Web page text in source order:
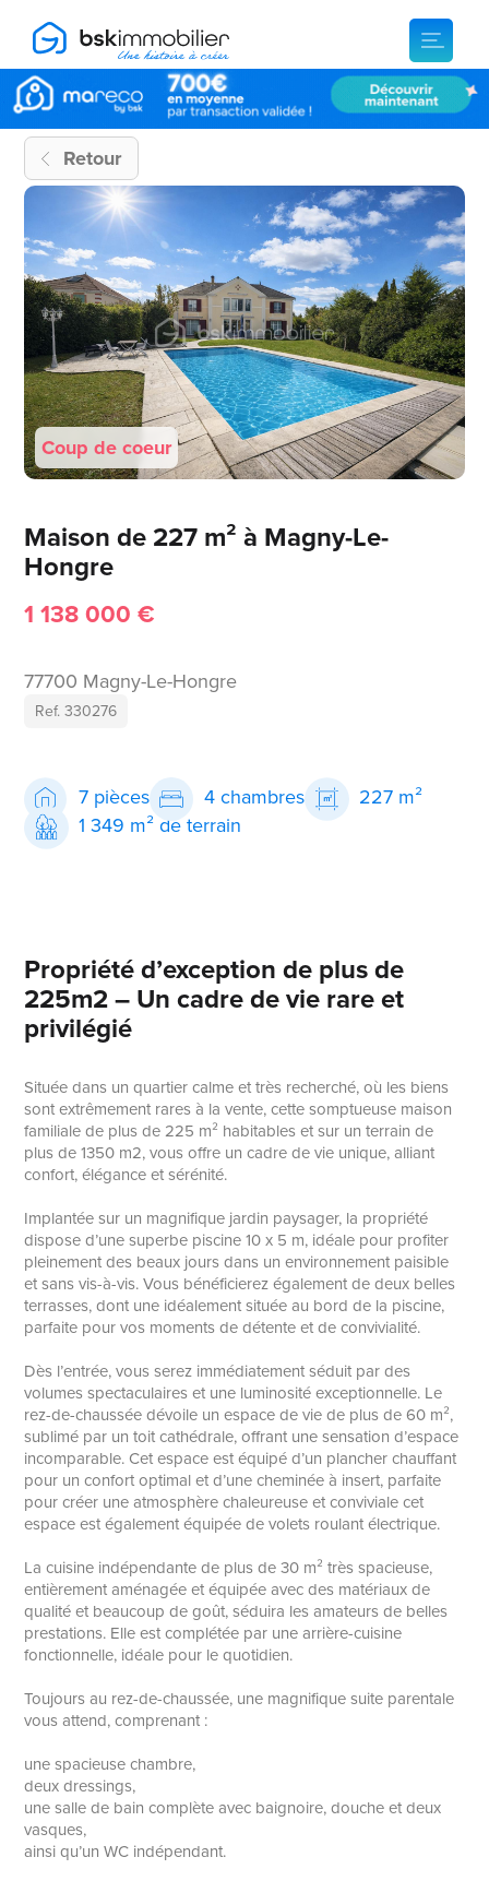
Retour
Coup de coeur
Maison de 227 m² à Magny-Le-
Hongre
1 138 000 €
77700 Magny-Le-Hongre
Ref. 330276
7 pièces 4 chambres
227 m²
1 349 m² de terrain
Propriété d’exception de plus de
225m2 – Un cadre de vie rare et
privilégié
Située dans un quartier calme et très recherché, où les biens
sont extrêmement rares à la vente, cette somptueuse maison
familiale de plus de 225 m² habitables et sur un terrain de
plus de 1350 m2, vous offre un cadre de vie unique, alliant
confort, élégance et sérénité.
Implantée sur un magnifique jardin paysager, la propriété
dispose d’une superbe piscine 10 x 5 m, idéale pour profiter
pleinement des beaux jours dans un environnement paisible
et sans vis-à-vis. Vous bénéficierez également de deux belles
terrasses, dont une idéalement située au bord de la piscine,
parfaite pour vos moments de détente et de convivialité.
Dès l’entrée, vous serez immédiatement séduit par des
volumes spectaculaires et une luminosité exceptionnelle. Le
rez-de-chaussée dévoile un espace de vie de plus de 60 m²,
sublimé par un toit cathédrale, offrant une sensation d’espace
incomparable. Cet espace est équipé d’un plancher chauffant
pour un confort optimal et d’une cheminée à insert, parfaite
pour créer une atmosphère chaleureuse et conviviale cet
espace est également équipée de volets roulant électrique.
La cuisine indépendante de plus de 30 m² très spacieuse,
entièrement aménagée et équipée avec des matériaux de
qualité et beaucoup de goût, séduira les amateurs de belles
prestations. Elle est complétée par une arrière-cuisine
fonctionnelle, idéale pour le quotidien.
Toujours au rez-de-chaussée, une magnifique suite parentale
vous attend, comprenant :
une spacieuse chambre,
deux dressings,
une salle de bain complète avec baignoire, douche et deux
vasques,
ainsi qu’un WC indépendant.